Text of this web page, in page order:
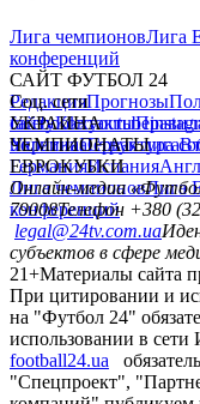
Лига чемпионовЛига
конференций
САЙТ ФУТБОЛ 24
РедакцияПрогнозы
сайтуКонтакты
политикаСтруктура
Соц. сети
facebookxyoutube
УКРАИНА
УкраинаПервая лига
ЧЕМПИОНАТЫ
ГерманияИспания
ЕВРОКУБКИ
Лига чемпионовЛига
конференций
Онлайн-медиа
79008Телефон +380
legal@24tv.com.ua
субъектов в сфере
21+Материалы сайта
При цитировании и
на "Футбол 24"
использовании в сети
football24.ua
"Спецпроект",